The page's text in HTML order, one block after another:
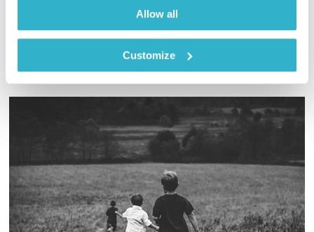
Allow all
Customize